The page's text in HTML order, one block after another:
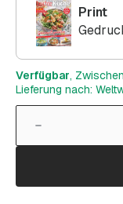
Print
Verfügbar,
Lieferung nach: